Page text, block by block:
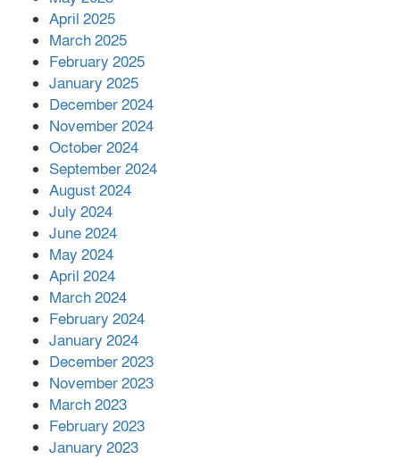
সহায়তা দিলেন সাচিং প্রু জেরী
April 2025
March 2025
February 2025
January 2025
December 2024
November 2024
October 2024
September 2024
August 2024
July 2024
June 2024
May 2024
April 2024
March 2024
February 2024
January 2024
December 2023
November 2023
March 2023
February 2023
January 2023